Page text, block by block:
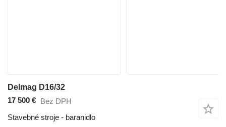
Delmag D16/32
17 500 € Bez DPH
Stavebné stroje - baranidlo